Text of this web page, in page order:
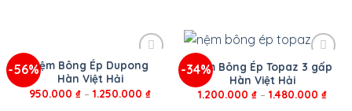
-56%Nệm Bông Ép Dupong
Hàn Việt Hải
950.000 ₫ – 1.250.000 ₫
-34%
Nệm Bông Ép Topaz 3 gấp
Hàn Việt Hải
1.200.000 ₫– 1.480.000 ₫